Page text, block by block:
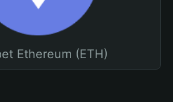
Ethereum (ETH)